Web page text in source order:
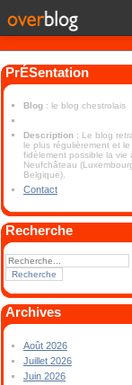
PrÉSentation
Blog : le blog chestrolais
Description : Le blog
le plus régulièrement et le
fidèlement possible la vie
Neufchâteau
Belgique).
Contact
Recherche
Archives
Août 2026
Juillet 2026
Juin 2026